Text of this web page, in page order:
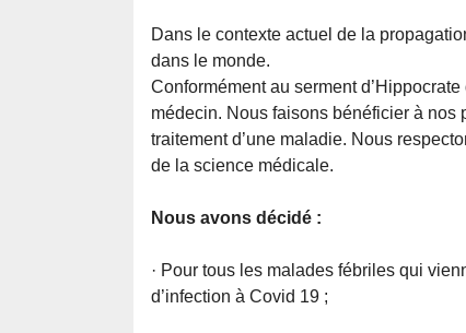
Dans le contexte actuel de la
dans le monde.
Conformément au serment
médecin. Nous faisons bénéficier à
traitement d’une maladie. Nous
de la science médicale.
Nous avons décidé :
· Pour tous les malades fébriles qui
d’infection à Covid 19 ;